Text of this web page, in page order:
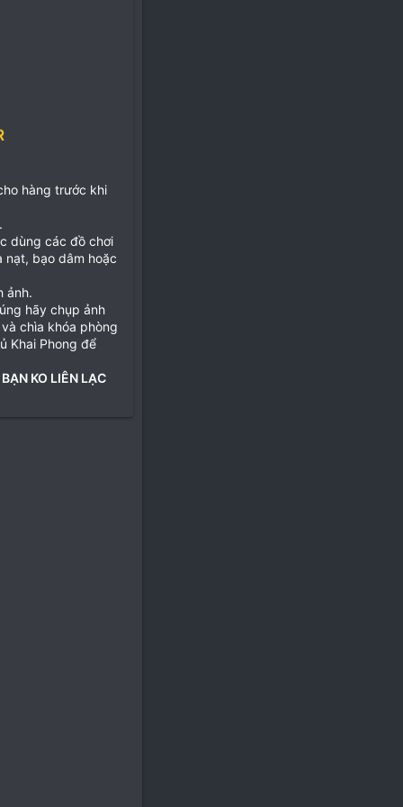
hàng trước khi
dùng các đồ chơi
bạo dâm hoặc
ảnh.
hãy chụp ảnh
chìa khóa phòng
Khai Phong để
KO LIÊN LẠC